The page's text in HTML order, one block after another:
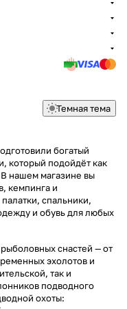
Темная тема
богатый
который подойдёт как
В нашем магазине вы
кемпинга и
спальники,
и обувь для любых
снастей — от
эхолотов и
так и
подводного
охоты: